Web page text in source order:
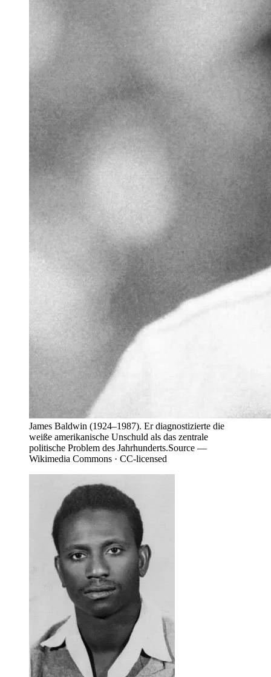
James Baldwin (1924–1987). Er diagnostizierte die
weiße amerikanische Unschuld als das zentrale
politische Problem des Jahrhunderts.Source —
Wikimedia Commons · CC-licensed